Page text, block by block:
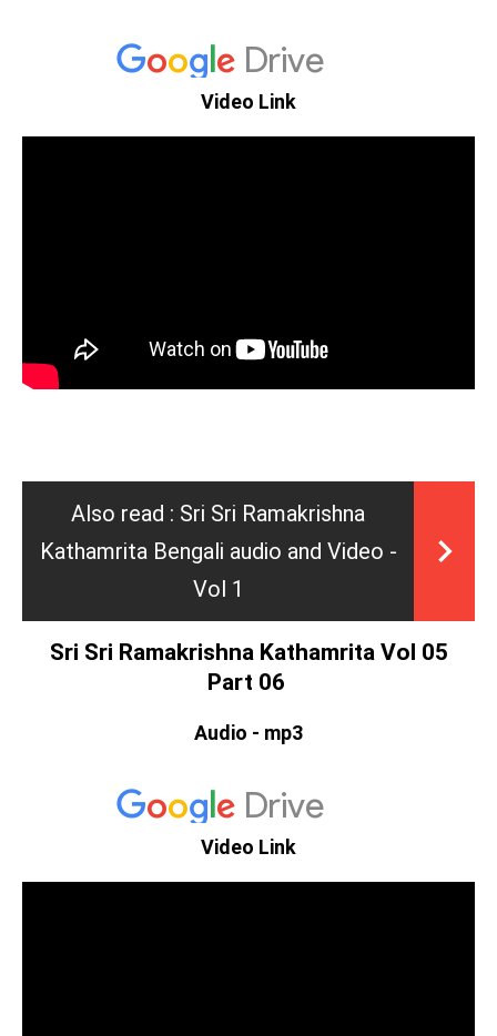
Video Link
Also read : Sri Sri Ramakrishna
Kathamrita Bengali audio and Video -
Vol 1
Sri Sri Ramakrishna Kathamrita Vol 05
Part 06
Audio - mp3
Video Link